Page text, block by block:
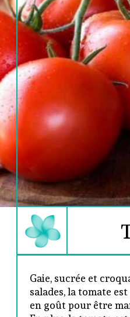
Gaie, sucrée et
salades, la tomate
en goût pour être